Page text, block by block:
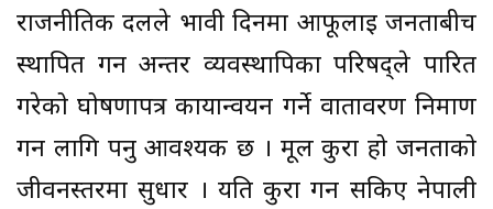
राजनीतिक दलले भावी दिनमा आफूलाई जनताबीच
स्थापित गर्न अन्तर व्यवस्थापिका परिषद्ले पारित
गरेको घोषणापत्र कार्यान्वयन गर्ने वातावरण निर्माण
गर्न लागि पर्नु आवश्यक छ । मूल कुरा हो जनताको
जीवनस्तरमा सुधार । यति कुरा गर्न सकिए नेपाली